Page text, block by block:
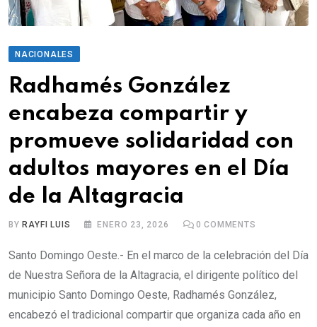
NACIONALES
Radhamés González
encabeza compartir y
promueve solidaridad con
adultos mayores en el Día
de la Altagracia
BY RAYFI LUIS ENERO 23, 2026 0 COMMENTS
Santo Domingo Oeste.- En el marco de la celebración del Día
de Nuestra Señora de la Altagracia, el dirigente político del
municipio Santo Domingo Oeste, Radhamés González,
encabezó el tradicional compartir que organiza cada año en